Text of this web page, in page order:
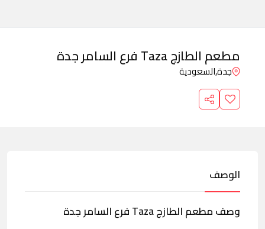
مطعم الطازج Taza فرع السامر جدة
جدة,السعودية
الوصف
وصف مطعم الطازج Taza فرع السامر جدة